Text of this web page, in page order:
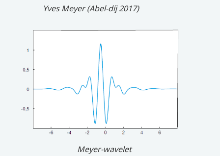
Yves Meyer (Abel-díj 2017)
Meyer-wavelet